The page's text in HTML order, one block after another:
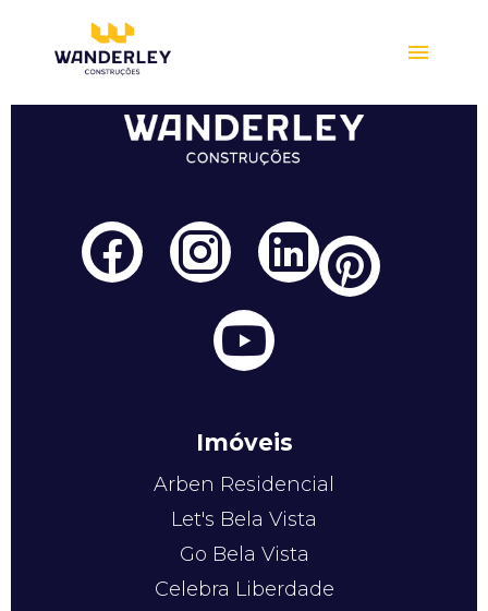
Compre online
Imóveis
Arben Residencial
Let's Bela Vista
Go Bela Vista
Celebra Liberdade